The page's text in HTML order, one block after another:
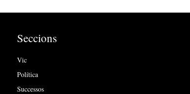
Seccions
Vic
Política
Successos